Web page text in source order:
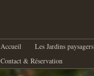
principal
Aller au contenu principal
Aller au contenu secondaire
Accueil Les Jardins paysagers
Contact & Réservation